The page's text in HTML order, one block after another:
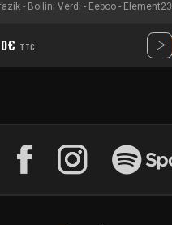
- Bollini Verdi - Eeboo - Element23
TTC